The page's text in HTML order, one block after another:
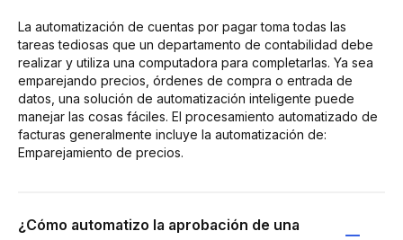
La automatización de cuentas por pagar toma todas las
tareas tediosas que un departamento de contabilidad debe
realizar y utiliza una computadora para completarlas. Ya sea
emparejando precios, órdenes de compra o entrada de
datos, una solución de automatización inteligente puede
manejar las cosas fáciles. El procesamiento automatizado de
facturas generalmente incluye la automatización de:
Emparejamiento de precios.
¿Cómo automatizo la aprobación de una